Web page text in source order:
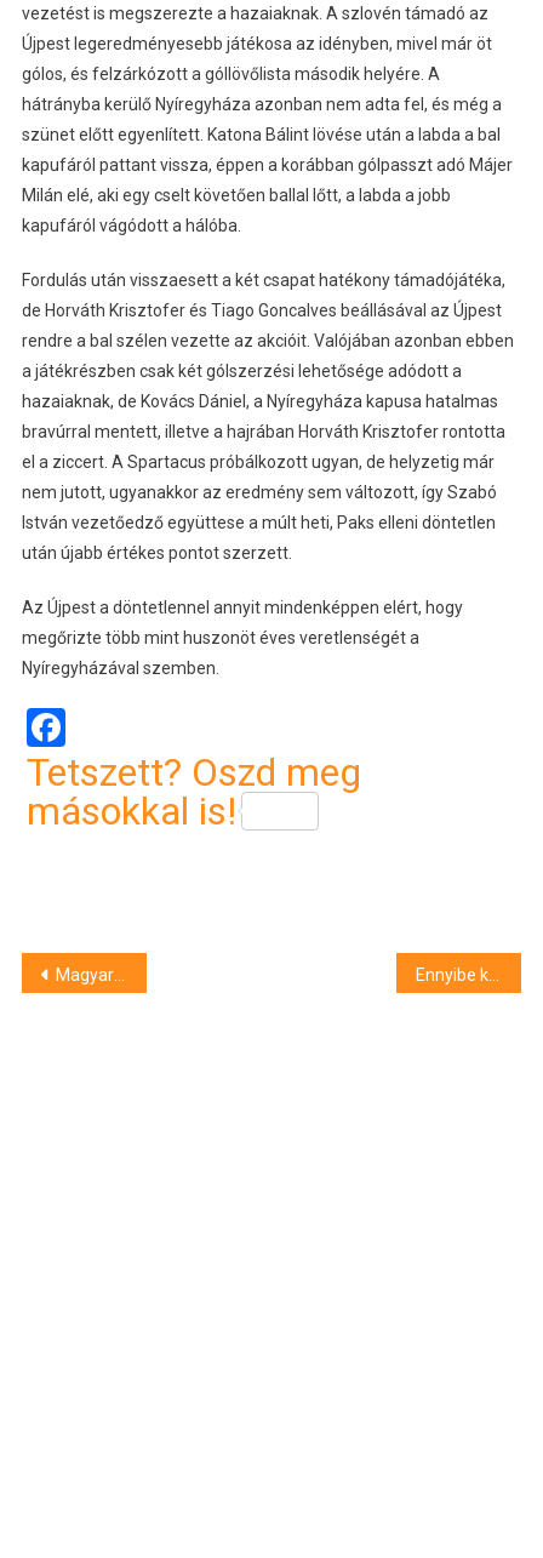
vezetést is megszerezte a hazaiaknak. A szlovén támadó az
Újpest legeredményesebb játékosa az idényben, mivel már öt
gólos, és felzárkózott a góllövőlista második helyére. A
hátrányba kerülő Nyíregyháza azonban nem adta fel, és még a
szünet előtt egyenlített. Katona Bálint lövése után a labda a bal
kapufáról pattant vissza, éppen a korábban gólpasszt adó Májer
Milán elé, aki egy cselt követően ballal lőtt, a labda a jobb
kapufáról vágódott a hálóba.
Fordulás után visszaesett a két csapat hatékony támadójátéka,
de Horváth Krisztofer és Tiago Goncalves beállásával az Újpest
rendre a bal szélen vezette az akcióit. Valójában azonban ebben
a játékrészben csak két gólszerzési lehetősége adódott a
hazaiaknak, de Kovács Dániel, a Nyíregyháza kapusa hatalmas
bravúrral mentett, illetve a hajrában Horváth Krisztofer rontotta
el a ziccert. A Spartacus próbálkozott ugyan, de helyzetig már
nem jutott, ugyanakkor az eredmény sem változott, így Szabó
István vezetőedző együttese a múlt heti, Paks elleni döntetlen
után újabb értékes pontot szerzett.
Az Újpest a döntetlennel annyit mindenképpen elért, hogy
megőrizte több mint huszonöt éves veretlenségét a
Nyíregyházával szemben.
Facebook
Tetszett? Oszd meg
másokkal is!
Bejegyzés
Magyar Péter Hajdúnánásnak is gratulált a “felszabadulásához”